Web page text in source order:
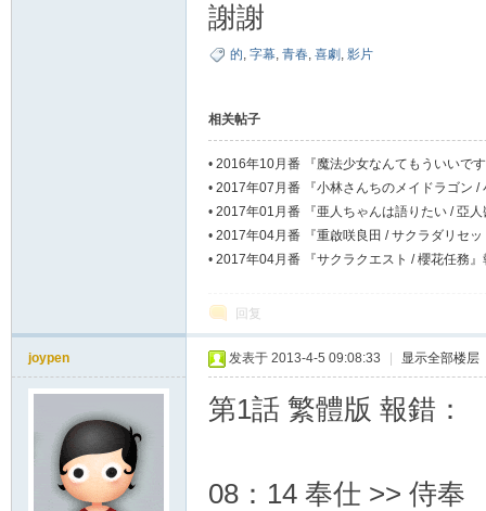
謝謝
的, 字幕, 青春, 喜劇 , 影片
相关帖子
• 2016年10月番 『魔法少女なんてもういいで
ン / 魔法少女什麼的已經夠了啦。第二季』報錯
• 2017年07月番 『小林さんちのメイドラゴン /
帖
• 2017年01月番 『亜人ちゃんは語りたい / 亞
• 2017年04月番 『重啟咲良田 / サクラダリセ
• 2017年04月番 『サクラクエスト / 櫻花任務』
回复
joypen 发表于 2013-4-5 09:08:33 显示全部楼层
第1話 繁體版 報錯：
08：14 奉仕 >> 侍奉